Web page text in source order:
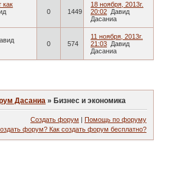
как
0 1449
18 ноября, 2013г.
20:02 Давид
Дасаниа
0 574
11 ноября, 2013г.
21:03 Давид
Дасаниа
Дасаниа »Бизнес и экономика
Создать форум | Помощь по форуму